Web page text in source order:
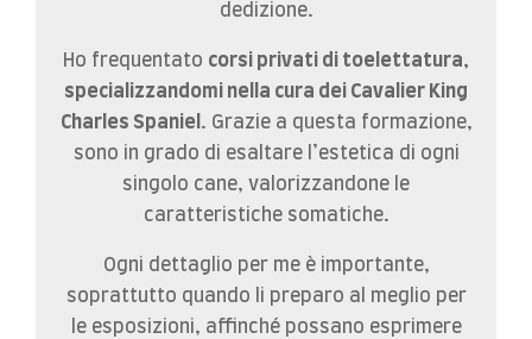
dedizione.
Ho frequentato corsi privati di toelettatura,
specializzandomi nella cura dei Cavalier King
Charles Spaniel . Grazie a questa formazione,
sono in grado di esaltare l’estetica di ogni
singolo cane, valorizzandone le
caratteristiche somatiche.
Ogni dettaglio per me è importante,
soprattutto quando li preparo al meglio per
le esposizioni, affinché possano esprimere